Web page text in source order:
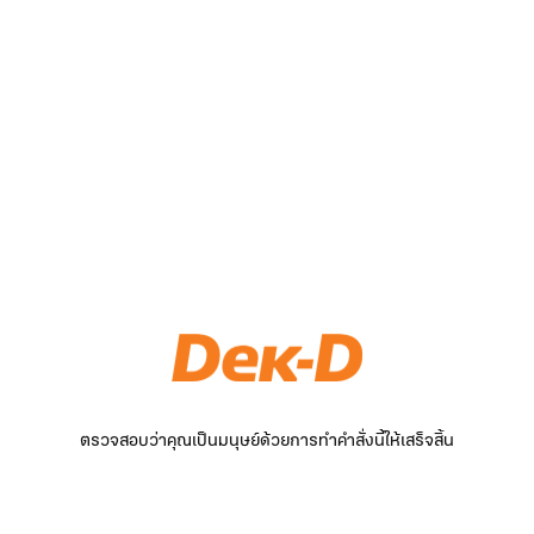
ตรวจสอบว่าคุณเป็นมนุษย์ด้วยการทำคำสั่งนี้ให้เสร็จสิ้น